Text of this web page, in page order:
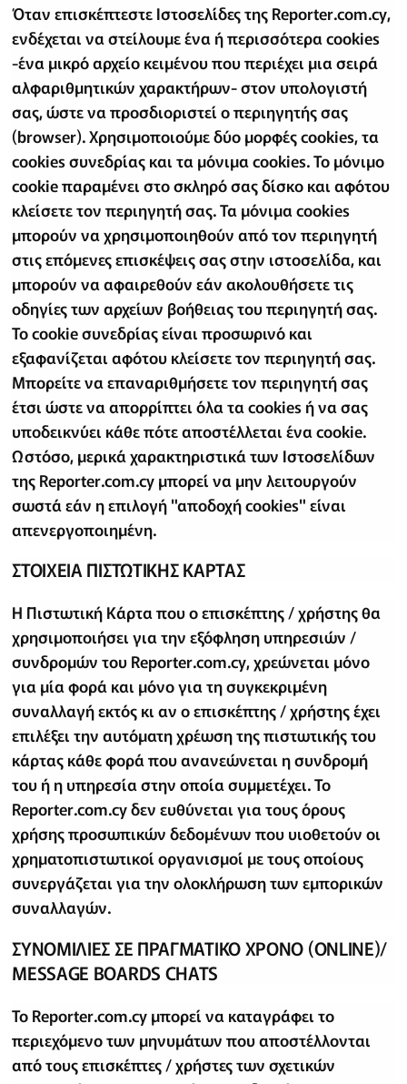
Όταν επισκέπτεστε Ιστοσελίδες της Reporter.com.cy,
ενδέχεται να στείλουμε ένα ή περισσότερα cookies
-ένα μικρό αρχείο κειμένου που περιέχει μια σειρά
αλφαριθμητικών χαρακτήρων- στον υπολογιστή
σας, ώστε να προσδιοριστεί ο περιηγητής σας
(browser). Χρησιμοποιούμε δύο μορφές cookies, τα
cookies συνεδρίας και τα μόνιμα cookies. Το μόνιμο
cookie παραμένει στο σκληρό σας δίσκο και αφότου
κλείσετε τον περιηγητή σας. Τα μόνιμα cookies
μπορούν να χρησιμοποιηθούν από τον περιηγητή
στις επόμενες επισκέψεις σας στην ιστοσελίδα, και
μπορούν να αφαιρεθούν εάν ακολουθήσετε τις
οδηγίες των αρχείων βοήθειας του περιηγητή σας.
Το cookie συνεδρίας είναι προσωρινό και
εξαφανίζεται αφότου κλείσετε τον περιηγητή σας.
Μπορείτε να επαναριθμήσετε τον περιηγητή σας
έτσι ώστε να απορρίπτει όλα τα cookies ή να σας
υποδεικνύει κάθε πότε αποστέλλεται ένα cookie.
Ωστόσο, μερικά χαρακτηριστικά των Ιστοσελίδων
της Reporter.com.cy μπορεί να μην λειτουργούν
σωστά εάν η επιλογή "αποδοχή cookies" είναι
απενεργοποιημένη.
ΣΤΟΙΧΕΙΑ ΠΙΣΤΩΤΙΚΗΣ ΚΑΡΤΑΣ
Η Πιστωτική Κάρτα που ο επισκέπτης / χρήστης θα
χρησιμοποιήσει για την εξόφληση υπηρεσιών /
συνδρομών του Reporter.com.cy, χρεώνεται μόνο
για μία φορά και μόνο για τη συγκεκριμένη
συναλλαγή εκτός κι αν ο επισκέπτης / χρήστης έχει
επιλέξει την αυτόματη χρέωση της πιστωτικής του
κάρτας κάθε φορά που ανανεώνεται η συνδρομή
του ή η υπηρεσία στην οποία συμμετέχει. To
Reporter.com.cy δεν ευθύνεται για τους όρους
χρήσης προσωπικών δεδομένων που υιοθετούν οι
χρηματοπιστωτικοί οργανισμοί με τους οποίους
συνεργάζεται για την ολοκλήρωση των εμπορικών
συναλλαγών.
ΣΥΝΟΜΙΛΙΕΣ ΣΕ ΠΡΑΓΜΑΤΙΚΟ ΧΡΟΝΟ (ONLINE)/
MESSAGE BOARDS CHATS
Το Reporter.com.cy μπορεί να καταγράφει το
περιεχόμενο των μηνυμάτων που αποστέλλονται
από τους επισκέπτες / χρήστες των σχετικών